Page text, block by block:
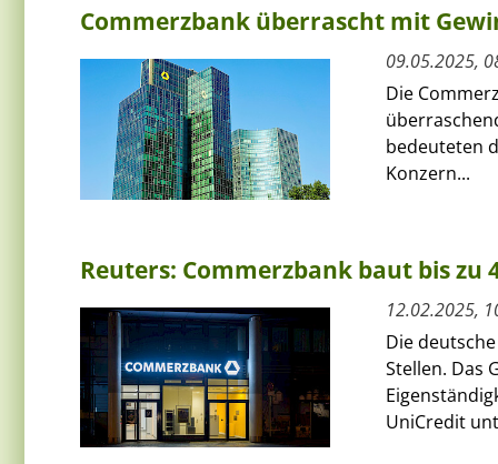
Commerzbank überrascht mit
09.05.2025,
Die
bedeuteten
Konzern...
Reuters: Commerzbank baut bis zu
12.02.2025,
Die
Stellen. Das
UniCredit